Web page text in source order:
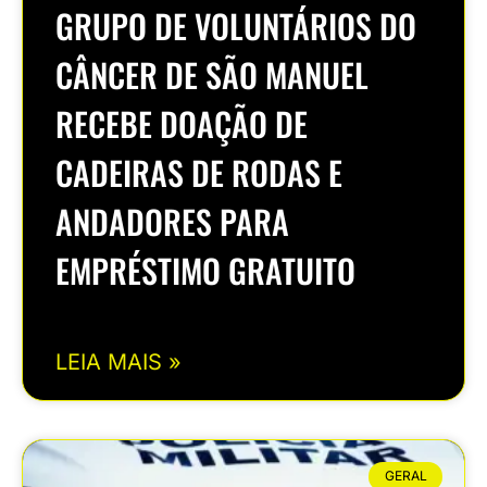
GRUPO DE VOLUNTÁRIOS DO
CÂNCER DE SÃO MANUEL
RECEBE DOAÇÃO DE
CADEIRAS DE RODAS E
ANDADORES PARA
EMPRÉSTIMO GRATUITO
LEIA MAIS »
GERAL